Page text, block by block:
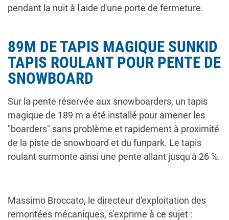
pendant la nuit à l'aide d'une porte de fermeture.
89M DE TAPIS MAGIQUE SUNKID
TAPIS ROULANT POUR PENTE DE
SNOWBOARD
Sur la pente réservée aux snowboarders, un tapis
magique de 189 m a été installé pour amener les
"boarders" sans problème et rapidement à proximité
de la piste de snowboard et du funpark. Le tapis
roulant surmonte ainsi une pente allant jusqu'à 26 %.
Massimo Broccato, le directeur d'exploitation des
remontées mécaniques, s'exprime à ce sujet :